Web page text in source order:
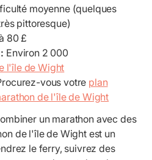
moyenne (quelques
pittoresque)
80 £
Environ 2 000
l'île de Wight
vous votre plan
de l'île de Wight
un marathon avec des
de l'île de Wight est un
le ferry, suivrez des